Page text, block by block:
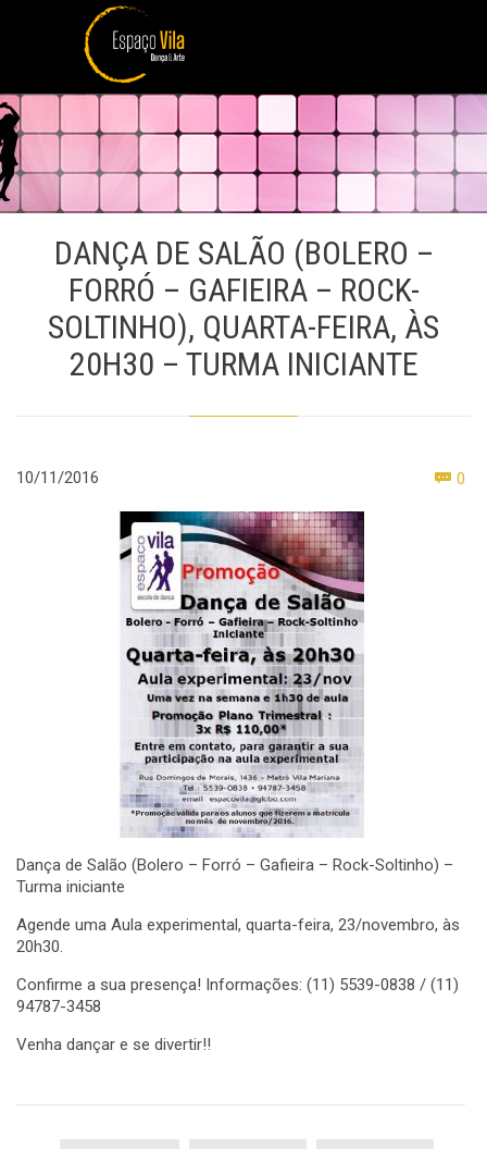
DANÇA DE SALÃO (BOLERO –
FORRÓ – GAFIEIRA – ROCK-
SOLTINHO), QUARTA-FEIRA, ÀS
20H30 – TURMA INICIANTE
10/11/2016  0
Dança de Salão (Bolero – Forró – Gafieira – Rock-Soltinho) –
Turma iniciante
Agende uma Aula experimental, quarta-feira, 23/novembro, às
20h30.
Confirme a sua presença! Informações: (11) 5539-0838 / (11)
94787-3458
Venha dançar e se divertir!!